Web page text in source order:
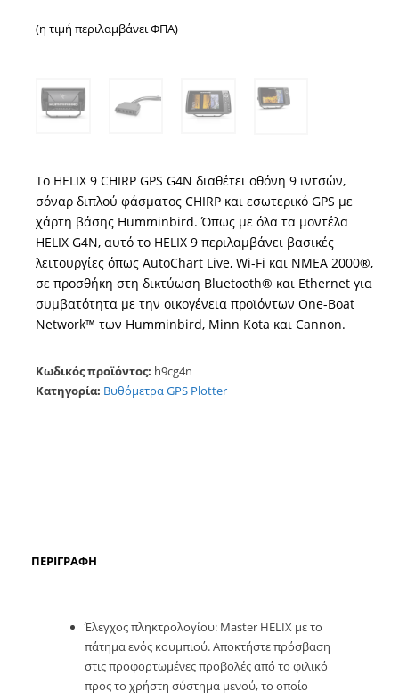
(η τιμή περιλαμβάνει ΦΠΑ)
Το HELIX 9 CHIRP GPS G4N διαθέτει οθόνη 9 ιντσών,
σόναρ διπλού φάσματος CHIRP και εσωτερικό GPS με
χάρτη βάσης Humminbird. Όπως με όλα τα μοντέλα
HELIX G4N, αυτό το HELIX 9 περιλαμβάνει βασικές
λειτουργίες όπως AutoChart Live, Wi-Fi και NMEA 2000®,
σε προσθήκη στη δικτύωση Bluetooth® και Ethernet για
συμβατότητα με την οικογένεια προϊόντων One-Boat
Network™ των Humminbird, Minn Kota και Cannon.
Κωδικός προϊόντος: h9cg4n
Κατηγορία: Βυθόμετρα GPS Plotter
ΠΕΡΙΓΡΑΦΉ
Έλεγχος πληκτρολογίου: Master HELIX με το
πάτημα ενός κουμπιού. Αποκτήστε πρόσβαση
στις προφορτωμένες προβολές από το φιλικό
προς το χρήστη σύστημα μενού, το οποίο